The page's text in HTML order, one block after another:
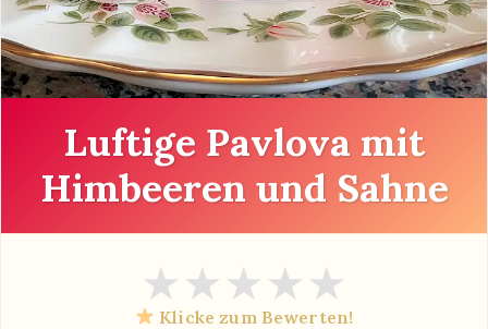
Luftige Pavlova mit
Himbeeren und Sahne
★★★★★
Klicke zum Bewerten!